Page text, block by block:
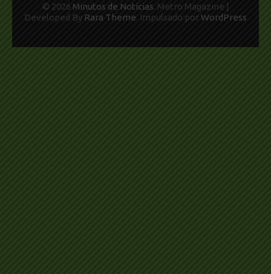
© 2026 Minutos de Noticias. Metro Magazine |
Developed By Rara Theme. Impulsado por WordPress